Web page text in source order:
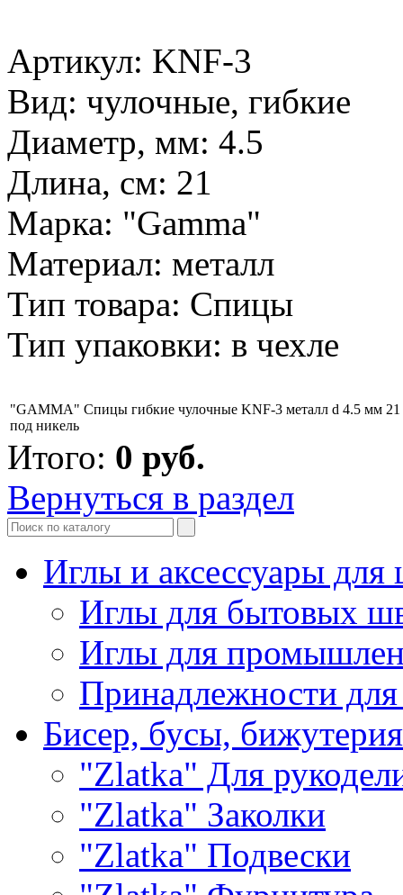
Артикул: KNF-3
Вид: чулочные, гибкие
Диаметр, мм: 4.5
Длина, см: 21
Марка: "Gamma"
Материал: металл
Тип товара: Спицы
Тип упаковки: в чехле
"GAMMA" Спицы гибкие чулочные KNF-3 металл d 4.5 мм
под никель
Итого: 0 руб.
Вернуться в раздел
Иглы и аксессуары
Иглы для бытовых
Иглы для
Принадлежности
Бисер, бусы, бижутерия
"Zlatka" Для
"Zlatka" Заколки
"Zlatka" Подвески